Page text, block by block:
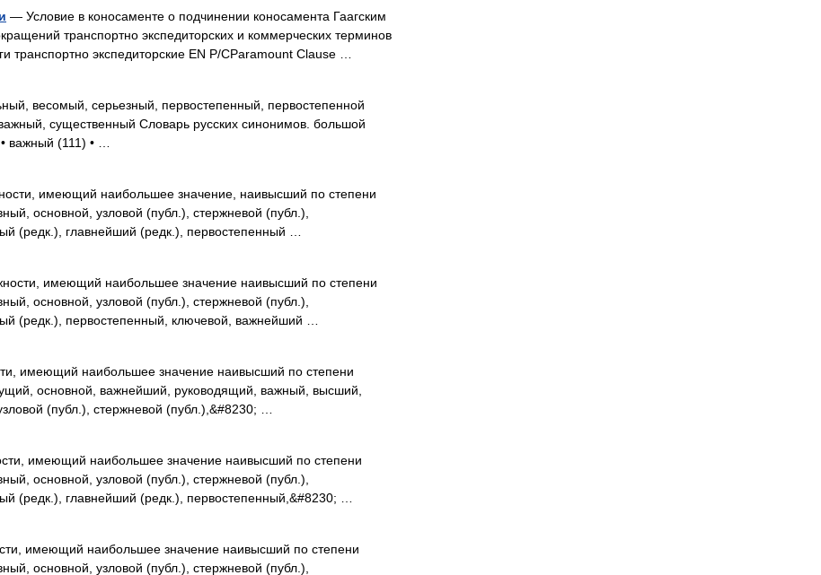
— Условие в коносаменте о подчинении коносамента Гаагским
транспортно экспедиторских и коммерческих терминов
транспортно экспедиторские EN Р/СParamount Clause …
весомый, серьезный, первостепенный, первостепенной
существенный Словарь русских синонимов. большой
важный (111) • …
имеющий наибольшее значение, наивысший по степени
основной, узловой (публ.), стержневой (публ.),
(редк.), главнейший (редк.), первостепенный …
имеющий наибольшее значение наивысший по степени
основной, узловой (публ.), стержневой (публ.),
(редк.), первостепенный, ключевой, важнейший …
имеющий наибольшее значение наивысший по степени
основной, важнейший, руководящий, важный, высший,
(публ.), стержневой (публ.),&#8230; …
имеющий наибольшее значение наивысший по степени
основной, узловой (публ.), стержневой (публ.),
(редк.), главнейший (редк.), первостепенный,&#8230; …
имеющий наибольшее значение наивысший по степени
основной, узловой (публ.), стержневой (публ.),